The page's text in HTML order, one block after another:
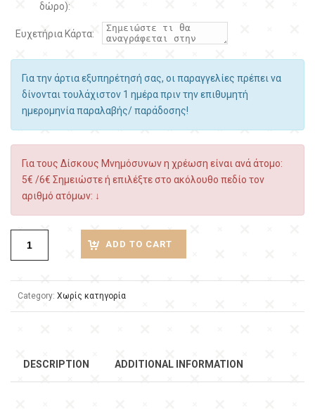
δώρο):
Ευχετήρια Κάρτα:
Για την άρτια εξυπηρέτησή σας, οι παραγγελίες πρέπει να
δίνονται τουλάχιστον 1 ημέρα πριν την επιθυμητή
ημερομηνία παραλαβής/ παράδοσης!
Για τους Δίσκους Μνημόσυνων η χρέωση είναι ανά άτομο:
5€ /6€ Σημειώστε ή επιλέξτε στο ακόλουθο πεδίο τον
αριθμό ατόμων: ↓
ADD TO CART
Category: Χωρίς κατηγορία
DESCRIPTION ADDITIONAL INFORMATION